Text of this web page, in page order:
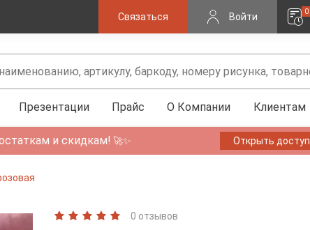
Связаться Войти 0
Презентации Прайс О Компании Клиентам
и скидкам! 🚀✨ Открыть доступ
0 отзывов